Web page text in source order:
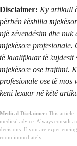
Disclaimer: Ky artikull
përbën këshilla
një zëvendësim dhe
mjekësore profesionale.
të kualifikuar të kujdesit
mjekësore ose trajtimi.
profesionale ose të mos
keni lexuar në këtë
Medical Disclaimer: This article
medical advice. Always consult
decisions. If you are
room immediately.